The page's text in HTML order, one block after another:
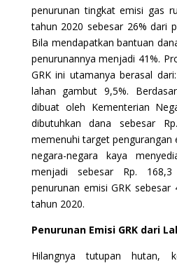
penurunan tingkat emisi gas
tahun 2020 sebesar 26% dari
Bila mendapatkan bantuan
penurunannya menjadi 41%.
GRK ini utamanya berasal
lahan gambut 9,5%.
dibuat oleh Kementerian
dibutuhkan dana sebesar
memenuhi target pengurangan
negara-negara kaya
menjadi sebesar Rp.
penurunan emisi GRK sebesar
tahun 2020.
Penurunan Emisi GRK dari
Hilangnya tutupan hutan,